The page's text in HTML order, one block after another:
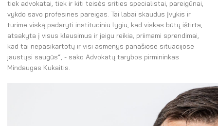
tiek advokatai, tiek ir kiti teisės srities specialistai, pareigūnai,
vykdo savo profesines pareigas. Tai labai skaudus įvykis ir
turime viską padaryti instituciniu lygiu, kad viskas būtų ištirta,
atsakyta į visus klausimus ir jeigu reikia, priimami sprendimai,
kad tai nepasikartotų ir visi asmenys panašiose situacijose
jaustųsi saugūs“, - sako Advokatų tarybos pirmininkas
Mindaugas Kukaitis.